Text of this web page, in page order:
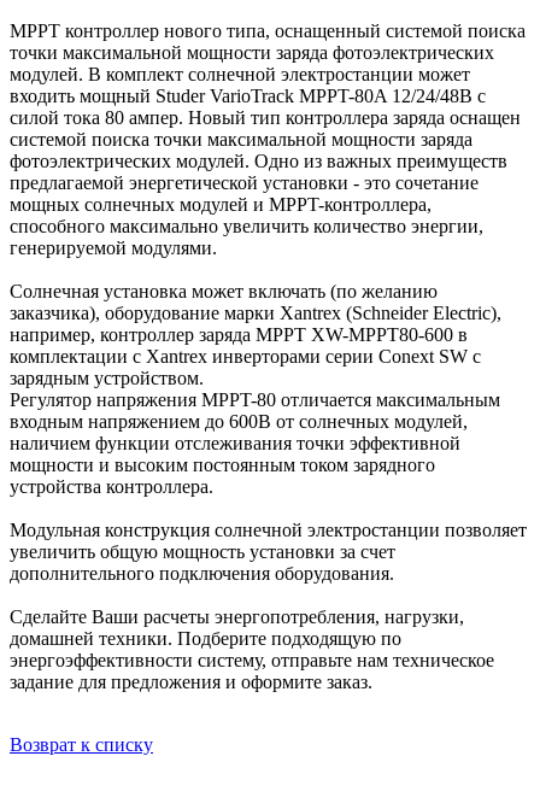
MPPT контроллер нового типа, оснащенный системой поиска
точки максимальной мощности заряда фотоэлектрических
модулей. В комплект солнечной электростанции может
входить мощный Studer VarioTrack MPPT-80A 12/24/48В с
силой тока 80 ампер. Новый тип контроллера заряда оснащен
системой поиска точки максимальной мощности заряда
фотоэлектрических модулей. Одно из важных преимуществ
предлагаемой энергетической установки - это сочетание
мощных солнечных модулей и MPPT-контроллера,
способного максимально увеличить количество энергии,
генерируемой модулями.
Солнечная установка может включать (по желанию
заказчика), оборудование марки Xantrex (Schneider Electric),
например, контроллер заряда MPPT XW-MPPT80-600 в
комплектации с Xantrex инверторами серии Conext SW с
зарядным устройством.
Регулятор напряжения MPPT-80 отличается максимальным
входным напряжением до 600В от солнечных модулей,
наличием функции отслеживания точки эффективной
мощности и высоким постоянным током зарядного
устройства контроллера.
Модульная конструкция солнечной электростанции позволяет
увеличить общую мощность установки за счет
дополнительного подключения оборудования.
Сделайте Ваши расчеты энергопотребления, нагрузки,
домашней техники. Подберите подходящую по
энергоэффективности систему, отправьте нам техническое
задание для предложения и оформите заказ.
Возврат к списку